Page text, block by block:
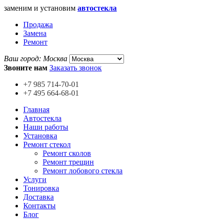
заменим и установим автостекла
Продажа
Замена
Ремонт
Ваш город: Москва
Звоните нам Заказать звонок
+7 985 714-70-01
+7 495 664-68-01
Главная
Автостекла
Наши работы
Установка
Ремонт стекол
Ремонт сколов
Ремонт трещин
Ремонт лобового стекла
Услуги
Тонировка
Доставка
Контакты
Блог